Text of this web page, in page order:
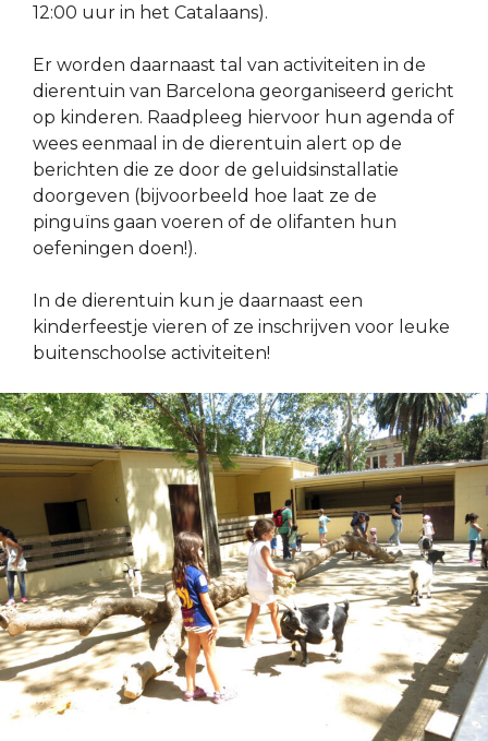
12:00 uur in het Catalaans).
Er worden daarnaast tal van activiteiten in de
dierentuin van Barcelona georganiseerd gericht
op kinderen. Raadpleeg hiervoor hun agenda of
wees eenmaal in de dierentuin alert op de
berichten die ze door de geluidsinstallatie
doorgeven (bijvoorbeeld hoe laat ze de
pinguïns gaan voeren of de olifanten hun
oefeningen doen!).
In de dierentuin kun je daarnaast een
kinderfeestje vieren of ze inschrijven voor leuke
buitenschoolse activiteiten!